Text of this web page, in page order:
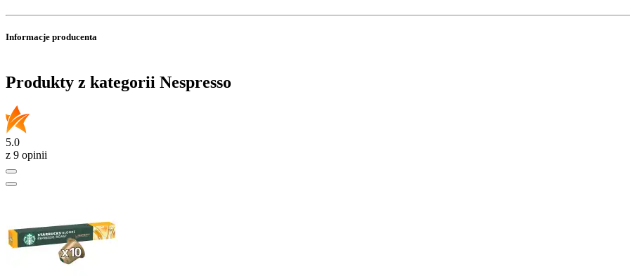
Informacje producenta
Produkty z kategorii Nespresso
5.0
z 9 opinii